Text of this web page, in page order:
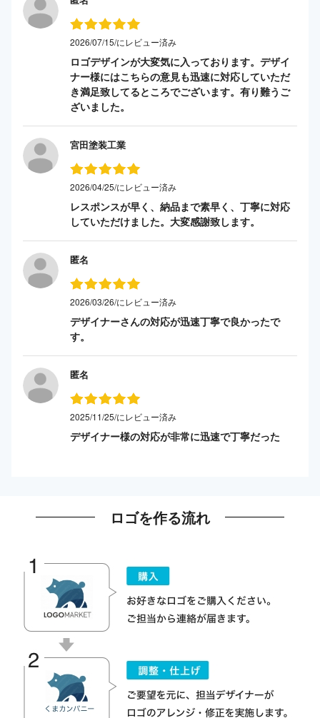
2026/07/15/にレビュー済み
ロゴデザインが大変気に入っております。デザイ
ナー様にはこちらの意見も迅速に対応していただ
き満足致してるところでございます。有り難うご
ざいました。
宮田塗装工業
2026/04/25/にレビュー済み
レスポンスが早く、納品まで素早く、丁寧に対応
していただけました。大変感謝致します。
匿名
2026/03/26/にレビュー済み
デザイナーさんの対応が迅速丁寧で良かったで
す。
匿名
2025/11/25/にレビュー済み
デザイナー様の対応が非常に迅速で丁寧だった
ロゴを作る流れ